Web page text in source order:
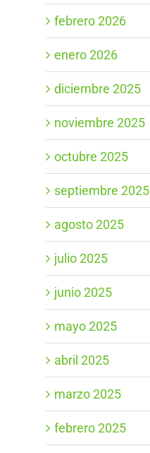
febrero 2026
enero 2026
diciembre 2025
noviembre 2025
octubre 2025
septiembre 2025
agosto 2025
julio 2025
junio 2025
mayo 2025
abril 2025
marzo 2025
febrero 2025